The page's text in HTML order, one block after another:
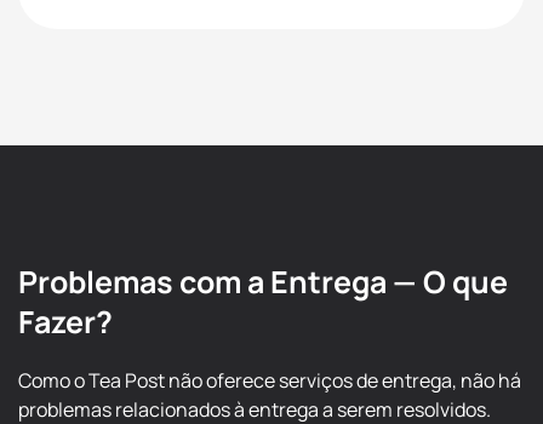
Problemas com a Entrega — O que
Fazer?
Como o Tea Post não oferece serviços de entrega, não há
problemas relacionados à entrega a serem resolvidos.